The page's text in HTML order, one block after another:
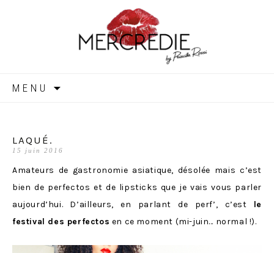
MERCREDIE
MENU
LAQUÉ.
15 juin 2016
Amateurs de gastronomie asiatique, désolée mais c’est
bien de perfectos et de lipsticks que je vais vous parler
aujourd’hui. D’ailleurs, en parlant de perf’, c’est le
festival des perfectos en ce moment (mi-juin… normal !).